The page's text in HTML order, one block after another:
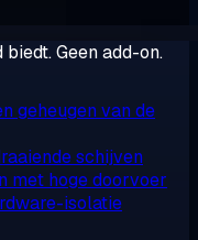
Geen add-on.
geheugen van de
schijven
met hoge doorvoer
isolatie